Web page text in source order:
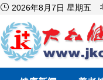
 2026年8月7日 星期五